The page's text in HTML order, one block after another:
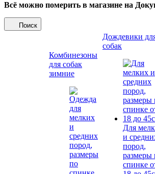
Всё можно померить в магазине на
Поиск
Комбинезоны
для собак
зимние
Дождевики
собак
Для
и
пород,
размеры
спинке